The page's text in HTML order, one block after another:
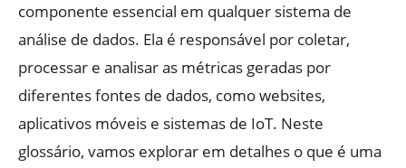
componente essencial em qualquer sistema de
análise de dados. Ela é responsável por coletar,
processar e analisar as métricas geradas por
diferentes fontes de dados, como websites,
aplicativos móveis e sistemas de IoT. Neste
glossário, vamos explorar em detalhes o que é uma